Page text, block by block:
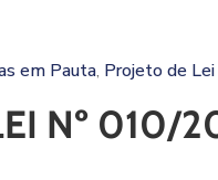
em Pauta‚ Projeto de
Nº 010/